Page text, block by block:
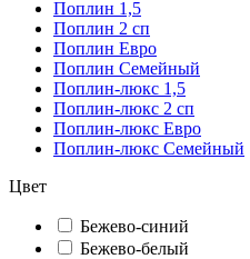
Поплин 1,5
Поплин 2 сп
Поплин Евро
Поплин Семейный
Поплин-люкс 1,5
Поплин-люкс 2 сп
Поплин-люкс Евро
Поплин-люкс Семейный
Цвет
Бежево-синий
Бежево-белый